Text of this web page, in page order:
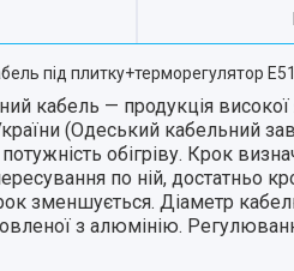
під плитку+терморегулятор E51
кабель — продукція високої
(Одеський кабельний
обігріву. Крок
по ній, достатньо
зменшується. Діаметр
з алюмінію.